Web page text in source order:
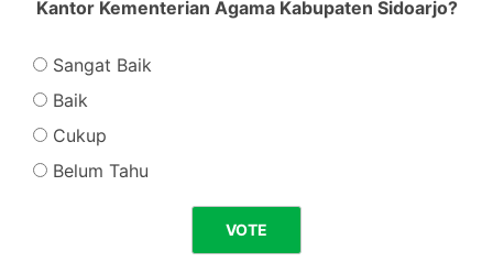
Kantor Kementerian Agama Kabupaten Sidoarjo?
Sangat Baik
Baik
Cukup
Belum Tahu